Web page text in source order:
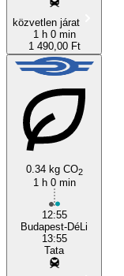
közvetlen járat
1 h 0 min
1 490,00 Ft
0.34 kg CO2
1 h 0 min
12:55
Budapest-DéLi
13:55
Tata